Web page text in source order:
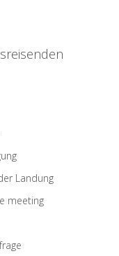
Landung
meeting